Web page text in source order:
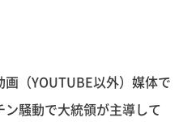
（YOUTUBE以外）媒体で
騒動で大統領が主導して